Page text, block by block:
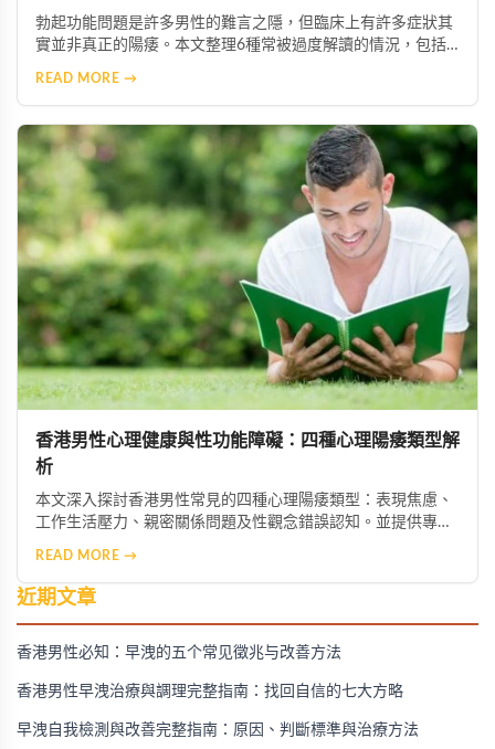
勃起功能問題是許多男性的難言之隱，但臨床上有許多症狀其
實並非真正的陽痿。本文整理6種常被過度解讀的情況，包括
READ MORE →
香港男性心理健康與性功能障礙：四種心理陽痿類型解
析
本文深入探討香港男性常見的四種心理陽痿類型：表現焦慮、
工作生活壓力、親密關係問題及性觀念錯誤認知。並提供專業
READ MORE →
近期文章
香港男性必知：早洩的五个常见徵兆与改善方法
香港男性早洩治療與調理完整指南：找回自信的七大方略
早洩自我檢測與改善完整指南：原因、判斷標準與治療方法